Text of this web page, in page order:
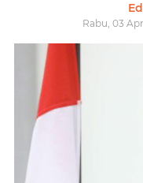
Rabu, 03